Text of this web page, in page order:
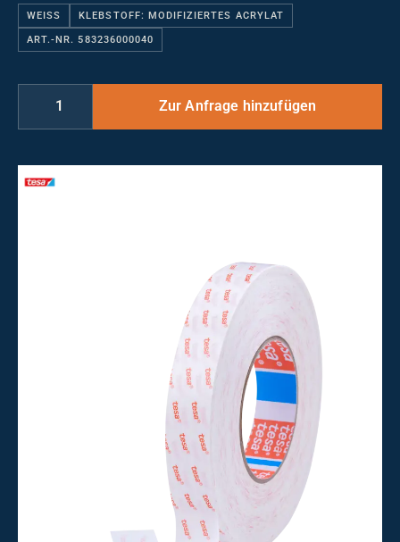
WEISS KLEBSTOFF: MODIFIZIERTES ACRYLAT
ART.-NR. 583236000040